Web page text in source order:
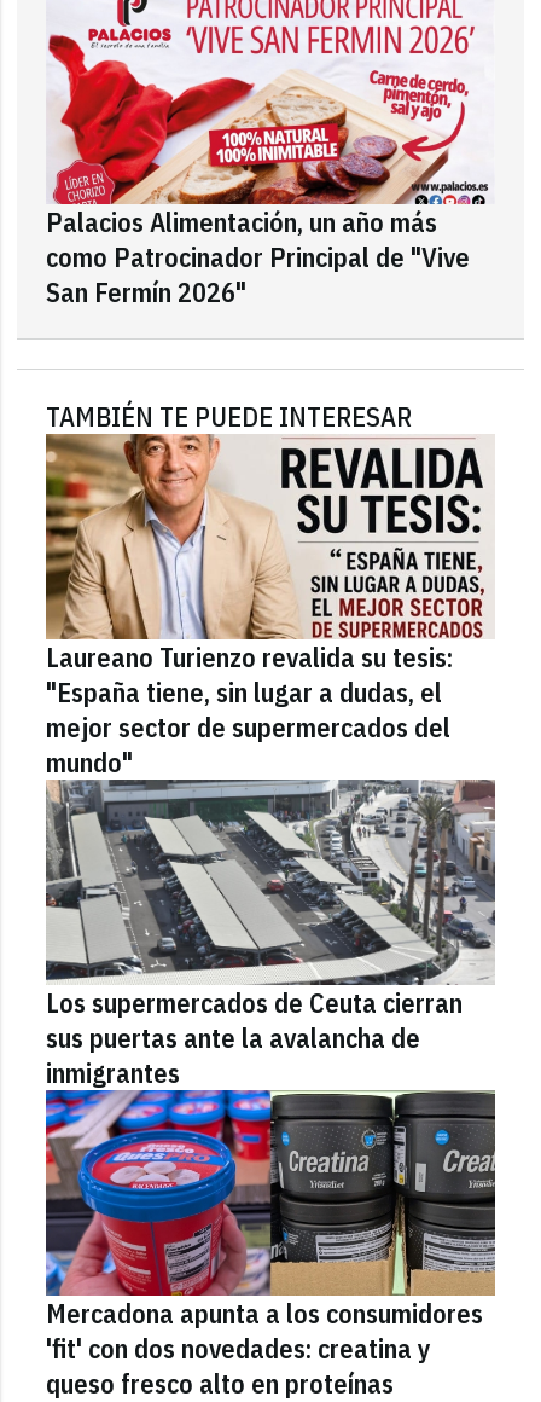
Palacios Alimentación, un año más
como Patrocinador Principal de "Vive
San Fermín 2026"
TAMBIÉN TE PUEDE INTERESAR
Laureano Turienzo revalida su tesis:
"España tiene, sin lugar a dudas, el
mejor sector de supermercados del
mundo"
Los supermercados de Ceuta cierran
sus puertas ante la avalancha de
inmigrantes
Mercadona apunta a los consumidores
'fit' con dos novedades: creatina y
queso fresco alto en proteínas